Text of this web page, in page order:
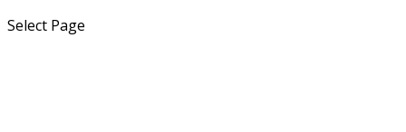
Select Page